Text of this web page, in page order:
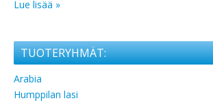
Lue lisää »
TUOTERYHMÄT:
Arabia
Humppilan lasi